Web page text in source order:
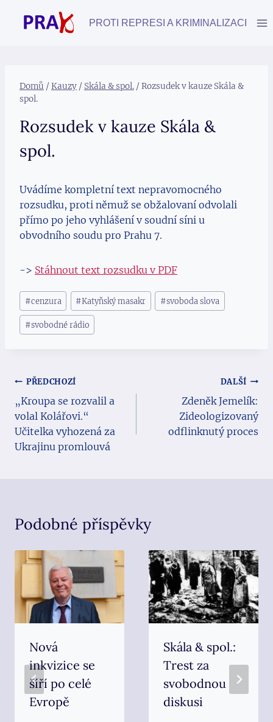
PROTI REPRESI A KRIMINALIZACI
Domů /Kauzy / Skála & spol. /Rozsudek v kauze Skála &
spol.
Rozsudek v kauze Skála &
spol.
Uvádíme kompletní text nepravomocného
rozsudku, proti němuž se obžalovaní odvolali
přímo po jeho vyhlášení v soudní síni u
obvodního soudu pro Prahu 7.
-> Stáhnout text rozsudku v PDF
Štítky
příspěvků:
#cenzura #Katyňský masakr #svoboda slova
#svobodné rádio
Navigace
pro
příspěvek
PŘEDCHOZÍ
„Kroupa se rozvalil a
volal Kolářovi.“
Učitelka vyhozená za
Ukrajinu promlouvá
DALŠÍ
Zdeněk Jemelík:
Zideologizovaný
odflinknutý proces
Podobné příspěvky
Nová
inkvizice se
šíří po celé
Evropě
Skála & spol.:
Trest za
svobodnou
diskusi